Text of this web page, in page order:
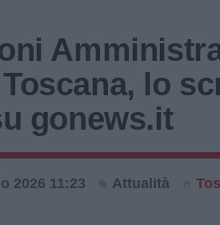
Toscana, lo
gonews.it
2026 11:23 Attualità